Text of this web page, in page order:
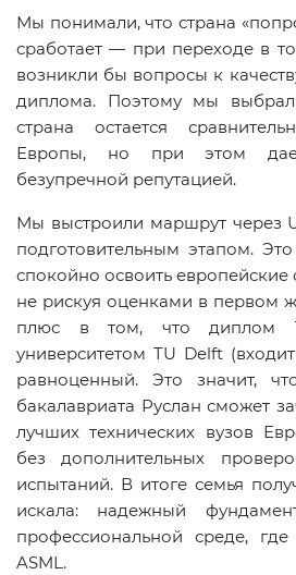
Мы понимали, что страна
сработает — при переходе в
возникли бы вопросы к
диплома. Поэтому мы
страна остается
Европы, но при этом
безупречной репутацией.
Мы выстроили маршрут через
подготовительным этапом.
спокойно освоить европейские
не рискуя оценками в первом
плюс в том, что диплом
университетом TU Delft
равноценный. Это значит,
бакалавриата Руслан сможет
лучших технических вузов
без дополнительных
испытаний. В итоге семья
искала: надежный
профессиональной среде,
ASML.